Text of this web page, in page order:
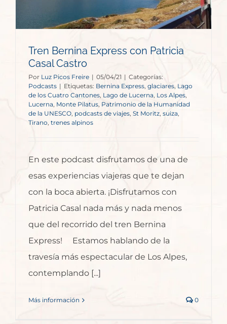
Tren Bernina Express con Patricia
Casal Castro
Por Luz Picos Freire | 05/04/21 | Categorías:
Podcasts | Etiquetas: Bernina Express, glaciares, Lago
de los Cuatro Cantones, Lago de Lucerna, Los Alpes,
Lucerna, Monte Pilatus, Patrimonio de la Humanidad
de la UNESCO, podcasts de viajes, St Moritz, suiza,
Tirano, trenes alpinos
En este podcast disfrutamos de una de
esas experiencias viajeras que te dejan
con la boca abierta. ¡Disfrutamos con
Patricia Casal nada más y nada menos
que del recorrido del tren Bernina
Express! Estamos hablando de la
travesía más espectacular de Los Alpes,
contemplando [...]
Más información 0